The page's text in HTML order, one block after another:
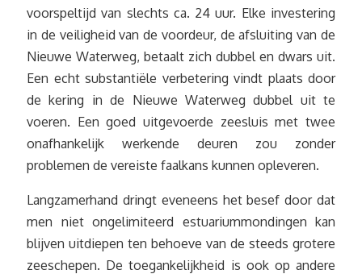
voorspeltijd van slechts ca. 24 uur. Elke investering
in de veiligheid van de voordeur, de afsluiting van de
Nieuwe Waterweg, betaalt zich dubbel en dwars uit.
Een echt substantiële verbetering vindt plaats door
de kering in de Nieuwe Waterweg dubbel uit te
voeren. Een goed uitgevoerde zeesluis met twee
onafhankelijk werkende deuren zou zonder
problemen de vereiste faalkans kunnen opleveren.
Langzamerhand dringt eveneens het besef door dat
men niet ongelimiteerd estuariummondingen kan
blijven uitdiepen ten behoeve van de steeds grotere
zeeschepen. De toegankelijkheid is ook op andere